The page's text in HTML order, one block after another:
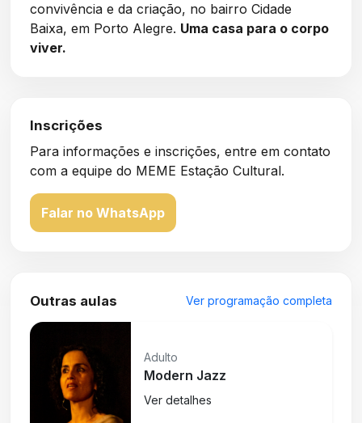
convivência e da criação, no bairro Cidade
Baixa, em Porto Alegre. Uma casa para o corpo
viver.
Inscrições
Para informações e inscrições, entre em contato
com a equipe do MEME Estação Cultural.
Falar no WhatsApp
Outras aulas Ver programação completa
Adulto
Modern Jazz
Ver detalhes